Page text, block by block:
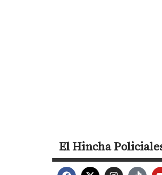
El Hincha